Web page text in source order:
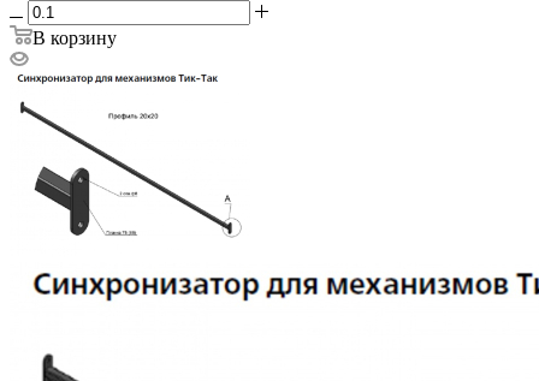
В корзину